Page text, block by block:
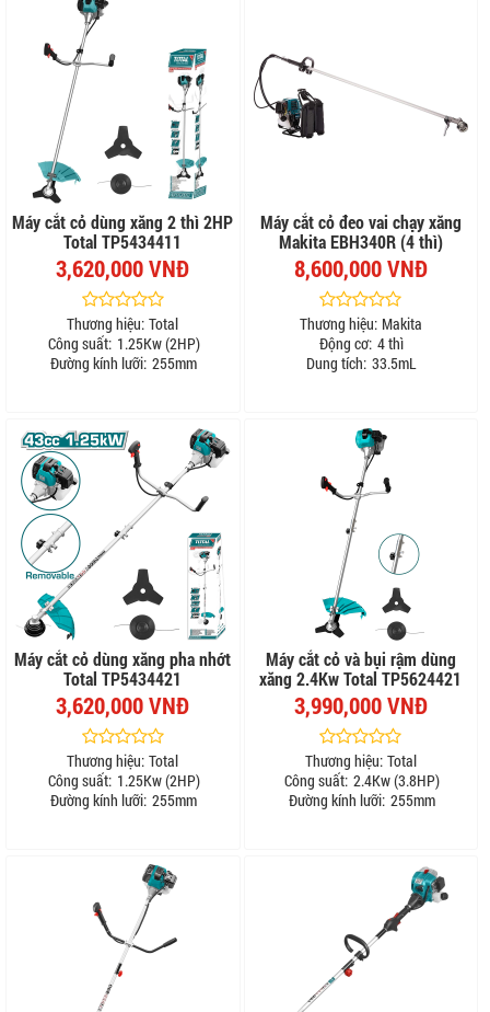
Máy cắt cỏ dùng xăng 2 thì 2HP
Total TP5434411
3,620,000 VNĐ
Thương hiệu: Total
Công suất: 1.25Kw (2HP)
Đường kính lưỡi: 255mm
Máy cắt cỏ đeo vai chạy xăng
Makita EBH340R (4 thì)
8,600,000 VNĐ
Thương hiệu: Makita
Động cơ: 4 thì
Dung tích: 33.5mL
Máy cắt cỏ dùng xăng pha nhớt
Total TP5434421
3,620,000 VNĐ
Thương hiệu: Total
Công suất: 1.25Kw (2HP)
Đường kính lưỡi: 255mm
Máy cắt cỏ và bụi rậm dùng
xăng 2.4Kw Total TP5624421
3,990,000 VNĐ
Thương hiệu: Total
Công suất: 2.4Kw (3.8HP)
Đường kính lưỡi: 255mm